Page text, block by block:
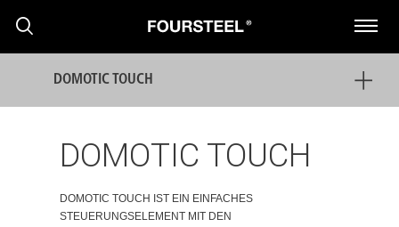
DOMOTIC TOUCH
DOMOTIC TOUCH
DOMOTIC TOUCH IST EIN EINFACHES
STEUERUNGSELEMENT MIT DEN
PRODUKTE